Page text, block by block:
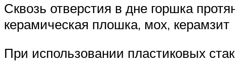
Сквозь отверстия в дне горшка
керамическая плошка, мох, керамзит
При использовании пластиковых